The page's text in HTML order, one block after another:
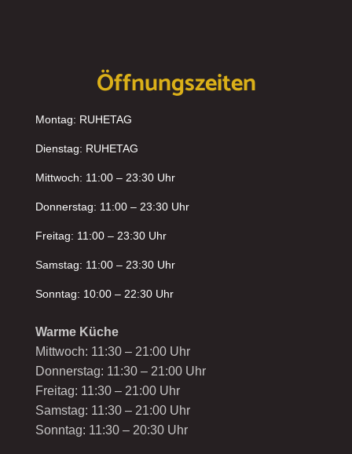
Öffnungszeiten
Montag: RUHETAG
Dienstag: RUHETAG
Mittwoch: 11:00 – 23:30 Uhr
Donnerstag: 11:00 – 23:30 Uhr
Freitag: 11:00 – 23:30 Uhr
Samstag: 11:00 – 23:30 Uhr
Sonntag: 10:00 – 22:30 Uhr
Warme Küche
Mittwoch: 11:30 – 21:00 Uhr
Donnerstag: 11:30 – 21:00 Uhr
Freitag: 11:30 – 21:00 Uhr
Samstag: 11:30 – 21:00 Uhr
Sonntag: 11:30 – 20:30 Uhr